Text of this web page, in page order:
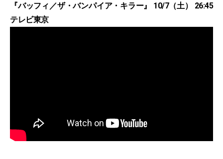
『バッフィ／ザ・バンパイア・キラー』 10/7（土） 26:45
テレビ東京